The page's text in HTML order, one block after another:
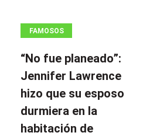
FAMOSOS
“No fue planeado”: ​​
Jennifer Lawrence
hizo que su esposo
durmiera en la
habitación de